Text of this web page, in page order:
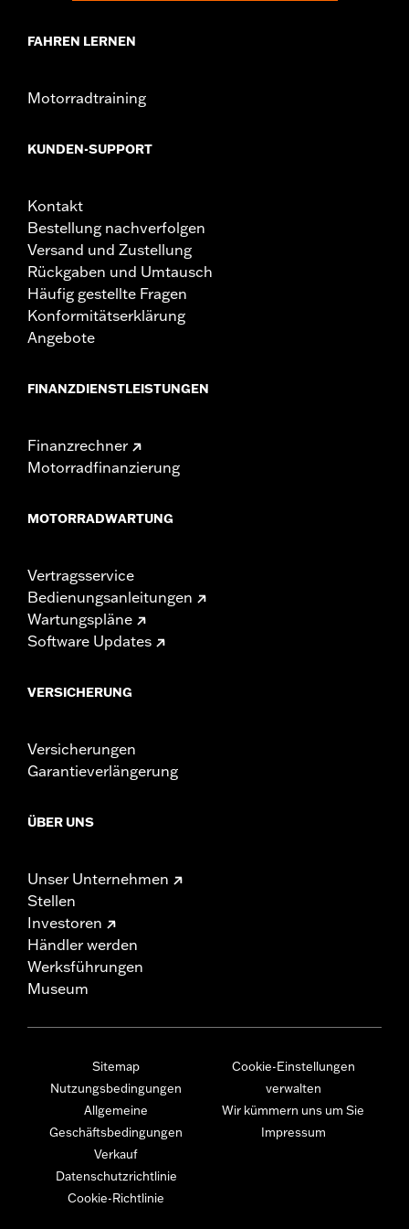
FAHREN LERNEN
Motorradtraining
KUNDEN-SUPPORT
Kontakt
Bestellung nachverfolgen
Versand und Zustellung
Rückgaben und Umtausch
Häufig gestellte Fragen
Konformitätserklärung
Angebote
FINANZDIENSTLEISTUNGEN
Finanzrechner
Motorradfinanzierung
MOTORRADWARTUNG
Vertragsservice
Bedienungsanleitungen
Wartungspläne
Software Updates
VERSICHERUNG
Versicherungen
Garantieverlängerung
ÜBER UNS
Unser Unternehmen
Stellen
Investoren
Händler werden
Werksführungen
Museum
Sitemap
Nutzungsbedingungen
Allgemeine
Geschäftsbedingungen
Verkauf
Datenschutzrichtlinie
Cookie-Richtlinie
Cookie-Einstellungen
verwalten
Wir kümmern uns um Sie
Impressum